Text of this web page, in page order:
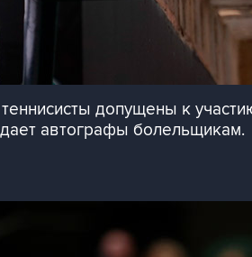
допущены к
автографы болельщикам.